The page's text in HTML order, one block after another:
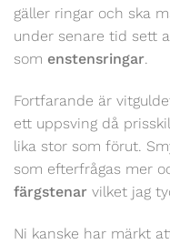
gäller ringar och ska
under senare tid sett
som enstensringar.
Fortfarande är
ett uppsving då
lika stor som förut.
som efterfrågas mer
färgstenar vilket jag
Ni kanske har märkt